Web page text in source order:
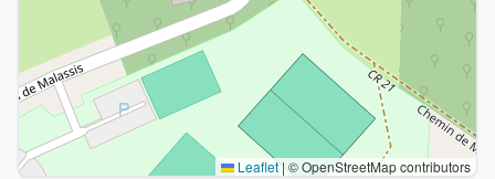
Leaflet|© OpenStreetMap contributors